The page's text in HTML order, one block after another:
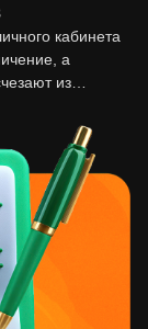
кабинета
а
из